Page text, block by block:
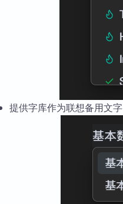
提供字库作为联想备用文字